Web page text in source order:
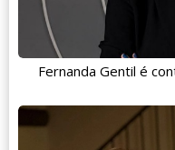
Fernanda Gentil é